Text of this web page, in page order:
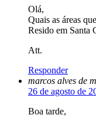
Olá,
Quais as áreas
Resido em Santa
Att.
Responder
marcos alves de
26 de agosto de
Boa tarde,